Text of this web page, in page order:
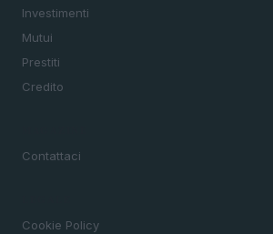
Investimenti
Mutui
Prestiti
Credito
Contattaci
Cookie Policy